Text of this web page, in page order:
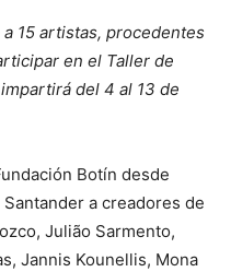
15 artistas, procedentes
en el Taller de
del 4 al 13 de
Botín desde
a creadores de
Julião Sarmento,
Jannis Kounellis, Mona